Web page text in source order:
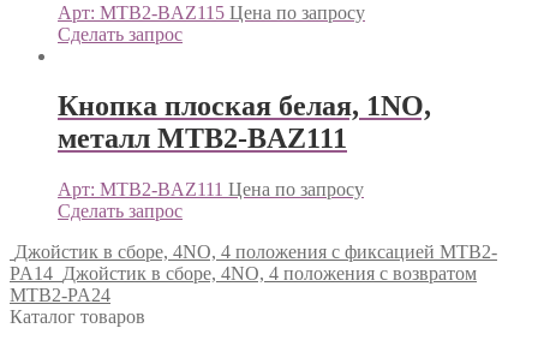
Арт: MTB2-BAZ115 Цена по запросу
Сделать запрос
Кнопка плоская белая, 1NO,
металл MTB2-BAZ111
Арт: MTB2-BAZ111 Цена по запросу
Сделать запрос
Джойстик в сборе, 4NO, 4 положения с фиксацией MTB2-
PA14 Джойстик в сборе, 4NO, 4 положения с возвратом
MTB2-PA24
Каталог товаров